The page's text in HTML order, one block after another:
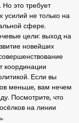
это требует
усилий не только на
сфере.
цели: выход на
новейших
координации
Если вы
меньше, вам нечем
Посмотрите, что
на линии